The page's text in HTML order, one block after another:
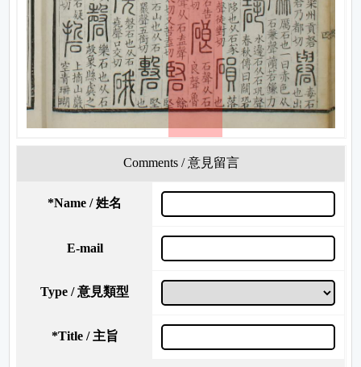
Comments / 意見留言
*Name / 姓名
E-mail
Type / 意見類型
*Title / 主旨